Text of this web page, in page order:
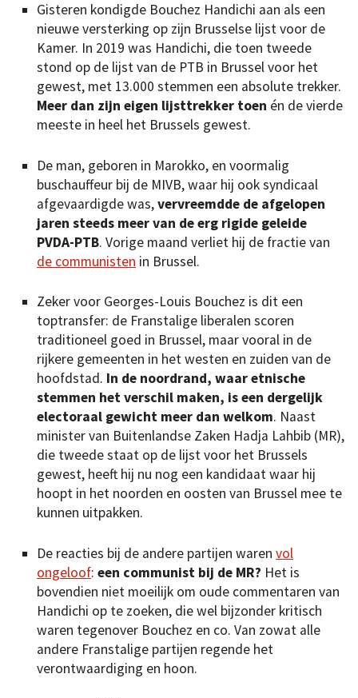
Gisteren kondigde Bouchez Handichi aan als een
nieuwe versterking op zijn Brusselse lijst voor de
Kamer. In 2019 was Handichi, die toen tweede
stond op de lijst van de PTB in Brussel voor het
gewest, met 13.000 stemmen een absolute trekker.
Meer dan zijn eigen lijsttrekker toen én de vierde
meeste in heel het Brussels gewest.
De man, geboren in Marokko, en voormalig
buschauffeur bij de MIVB, waar hij ook syndicaal
afgevaardigde was,vervreemdde de afgelopen
jaren steeds meer van de erg rigide geleide
PVDA-PTB. Vorige maand verliet hij de fractie van
de communisten in Brussel.
Zeker voor Georges-Louis Bouchez is dit een
toptransfer: de Franstalige liberalen scoren
traditioneel goed in Brussel, maar vooral in de
rijkere gemeenten in het westen en zuiden van de
hoofdstad. In de noordrand, waar etnische
stemmen het verschil maken, is een dergelijk
electoraal gewicht meer dan welkom. Naast
minister van Buitenlandse Zaken Hadja Lahbib (MR),
die tweede staat op de lijst voor het Brussels
gewest, heeft hij nu nog een kandidaat waar hij
hoopt in het noorden en oosten van Brussel mee te
kunnen uitpakken.
De reacties bij de andere partijen waren vol
ongeloof: een communist bij de MR? Het is
bovendien niet moeilijk om oude commentaren van
Handichi op te zoeken, die wel bijzonder kritisch
waren tegenover Bouchez en co. Van zowat alle
andere Franstalige partijen regende het
verontwaardiging en hoon.